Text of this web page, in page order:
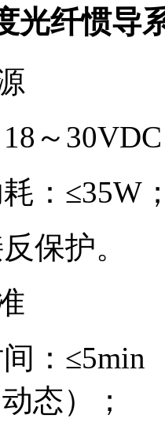
光纤惯导
18 ～ 30VDC
： ≤35W
保护。
： ≤5min
态）；